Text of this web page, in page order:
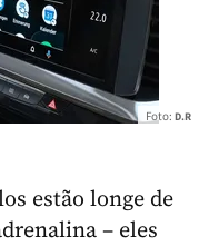
Foto: D.R
estão longe de
– eles